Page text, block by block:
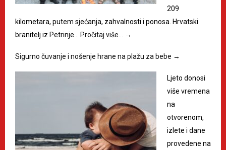
209
kilometara, putem sjećanja, zahvalnosti i ponosa. Hrvatski
branitelj iz Petrinje…
Pročitaj više… →
Sigurno čuvanje i nošenje hrane na plažu za bebe →
Ljeto donosi
više vremena
na
otvorenom,
izlete i dane
provedene na